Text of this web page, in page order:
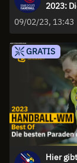
2023:
09/02/23, 13:43
GRATIS
Hier